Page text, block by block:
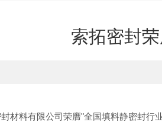
索拓密封
封材料有限公司荣膺"全国填料静密封行